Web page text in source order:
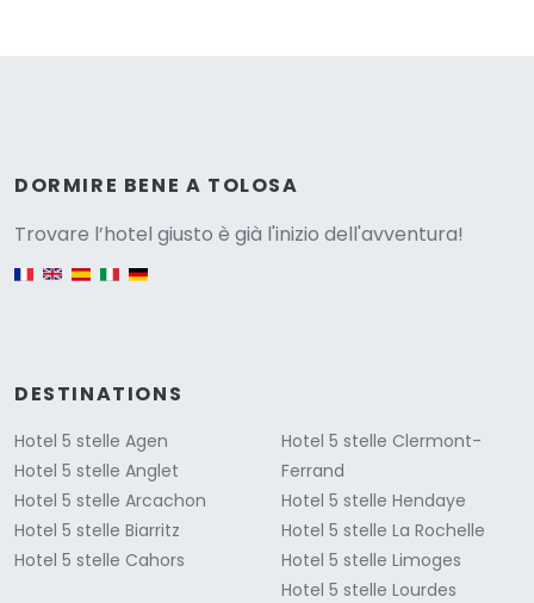
DORMIRE BENE A TOLOSA
Trovare l’hotel giusto è già l'inizio dell'avventura!
DESTINATIONS
Hotel 5 stelle Agen
Hotel 5 stelle Anglet
Hotel 5 stelle Arcachon
Hotel 5 stelle Biarritz
Hotel 5 stelle Cahors
Hotel 5 stelle Clermont-
Ferrand
Hotel 5 stelle Hendaye
Hotel 5 stelle La Rochelle
Hotel 5 stelle Limoges
Hotel 5 stelle Lourdes